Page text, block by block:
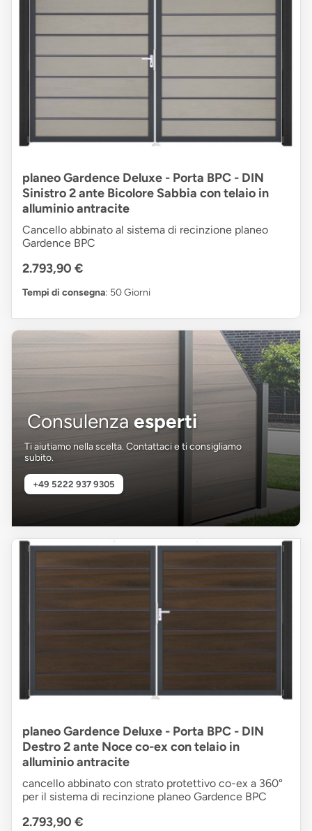
planeo Gardence Deluxe - Porta BPC - DIN
Sinistro 2 ante Bicolore Sabbia con telaio in
alluminio antracite
Cancello abbinato al sistema di recinzione planeo
Gardence BPC
2.793,90 €
Tempi di consegna: 50 Giorni
Consulenza esperti
Ti aiutiamo nella scelta. Contattaci e ti consigliamo
subito.
+49 5222 937 9305
planeo Gardence Deluxe - Porta BPC - DIN
Destro 2 ante Noce co-ex con telaio in
alluminio antracite
cancello abbinato con strato protettivo co-ex a 360°
per il sistema di recinzione planeo Gardence BPC
2.793,90 €